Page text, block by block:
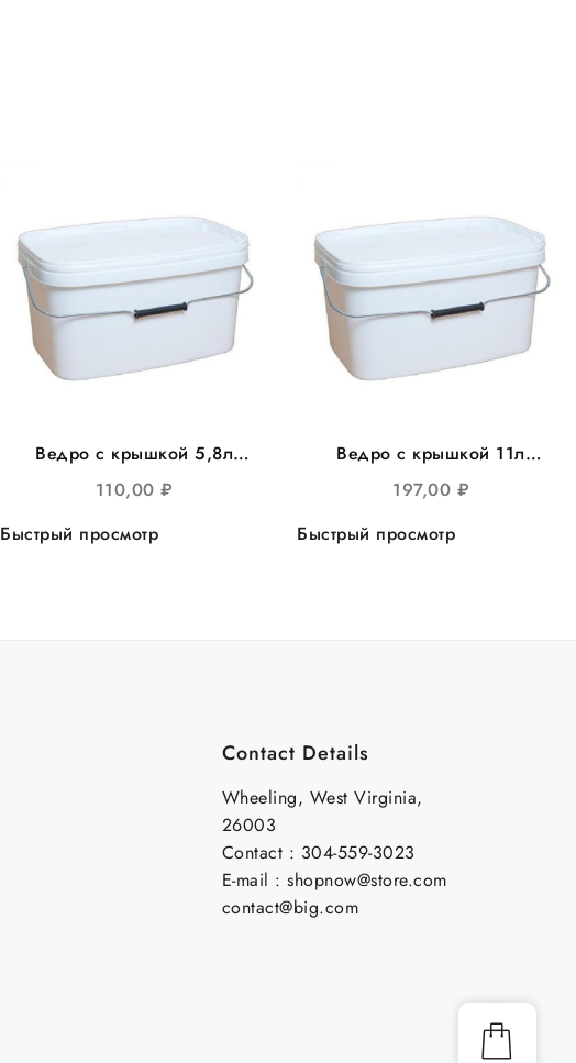
Ведро с крышкой 5,8л
прямоуг 293*198мм, с
металл.ручкой 25шт/уп
110,00₽
Быстрый просмотр
Ведро с крышкой 11л
прямоуг 366*243мм, 20шт/
уп
197,00 ₽
Быстрый просмотр
Contact Details
Wheeling, West Virginia,
26003
Contact : 304-559-3023
E-mail : shopnow@store.com
contact@big.com